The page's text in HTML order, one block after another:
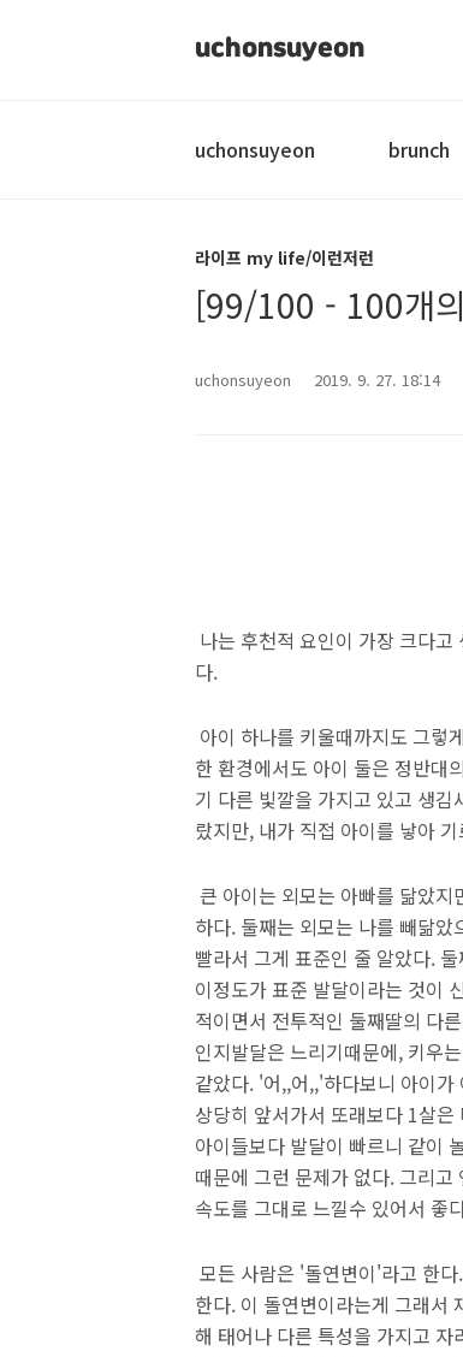
uchonsuyeon
uchonsuyeon brunch
라이프 my life/이런저런
[99/100 - 100개
uchonsuyeon 2019. 9. 27. 18:14
나는 후천적 요인이 가장 크다
다.
아이 하나를 키울때까지도 그렇
한 환경에서도 아이 둘은 정반대
기 다른 빛깔을 가지고 있고 생
랐지만, 내가 직접 아이를 낳아
큰 아이는 외모는 아빠를 닮았
하다. 둘째는 외모는 나를 빼닮
빨라서 그게 표준인 줄 알았다.
이정도가 표준 발달이라는 것이
적이면서 전투적인 둘째딸의 다
인지발달은 느리기때문에, 키우
같았다. '어,,어,,'하다보니 아이
상당히 앞서가서 또래보다 1살
아이들보다 발달이 빠르니 같이
때문에 그런 문제가 없다. 그리
속도를 그대로 느낄수 있어서 좋
모든 사람은 '돌연변이'라고 한
한다. 이 돌연변이라는게 그래서
해 태어나 다른 특성을 가지고